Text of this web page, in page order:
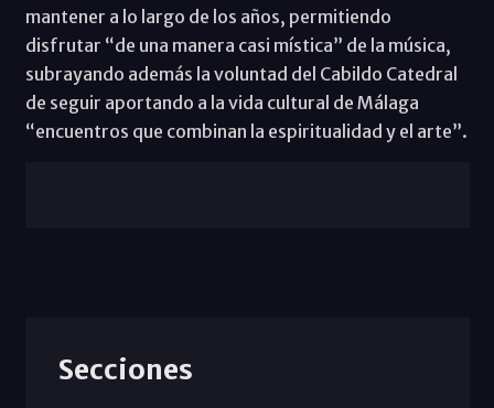
mantener a lo largo de los años, permitiendo
disfrutar “de una manera casi mística” de la música,
subrayando además la voluntad del Cabildo Catedral
de seguir aportando a la vida cultural de Málaga
“encuentros que combinan la espiritualidad y el arte”.
Secciones